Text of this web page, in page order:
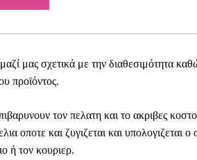
μας σχετικά με την διαθεσιμότητα
προϊόντος.
τον πελατη και το ακριβες
οποτε και ζυγιζεται και υπολογιζεται ο
ή τον κουριερ.